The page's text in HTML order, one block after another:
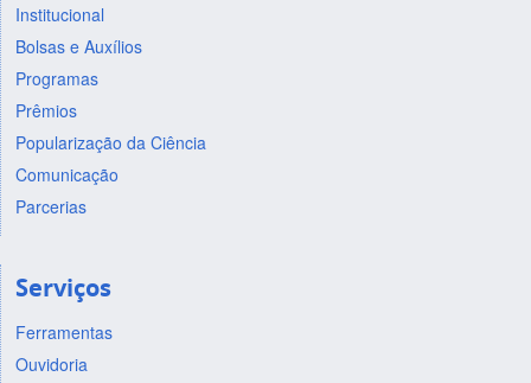
Institucional
Bolsas e Auxílios
Programas
Prêmios
Popularização da Ciência
Comunicação
Parcerias
Serviços
Ferramentas
Ouvidoria